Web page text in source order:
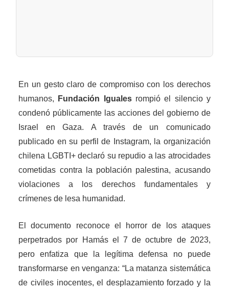
En un gesto claro de compromiso con los derechos
humanos,
Fundación Igualesrompió el silencio y
condenó públicamente las acciones del gobierno de
Israel en Gaza. A través de un comunicado
publicado en su perfil de Instagram, la organización
chilena LGBTI+ declaró su repudio a las atrocidades
cometidas contra la población palestina, acusando
violaciones a los derechos fundamentales y
crímenes de lesa humanidad.
El documento reconoce el horror de los ataques
perpetrados por Hamás el 7 de octubre de 2023,
pero enfatiza que la legítima defensa no puede
transformarse en venganza: “La matanza sistemática
de civiles inocentes, el desplazamiento forzado y la